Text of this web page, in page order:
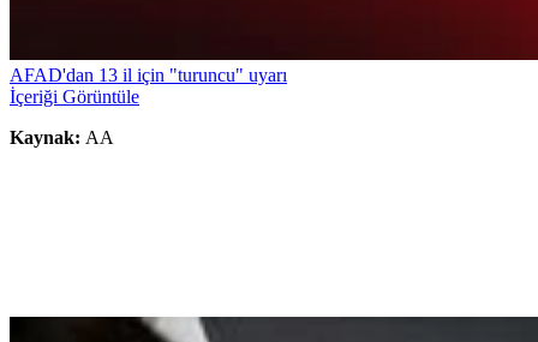
AFAD'dan 13 il için "turuncu" uyarı
İçeriği Görüntüle
Kaynak: AA